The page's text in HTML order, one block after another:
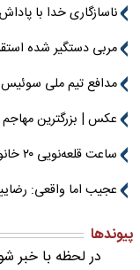
ناسازگاری خدا با
مربی دستگیر شده
مدافع تیم ملی
عکس | بزرگترین مهاجم
ساعت قلعه‌نویی ۲۰ خانواده را از فلاکت نجات می‌دهد
عجیب اما واقعی: رضاییان و مسی بهترین بازیکنان جام جهانی!
پیوندها
در لحظه با خبر